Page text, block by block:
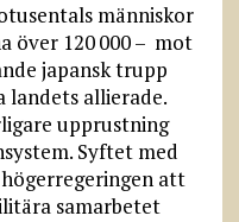
människor
över 120 000 – mot
japansk trupp
landets allierade.
upprustning
Syftet med
att
samarbetet